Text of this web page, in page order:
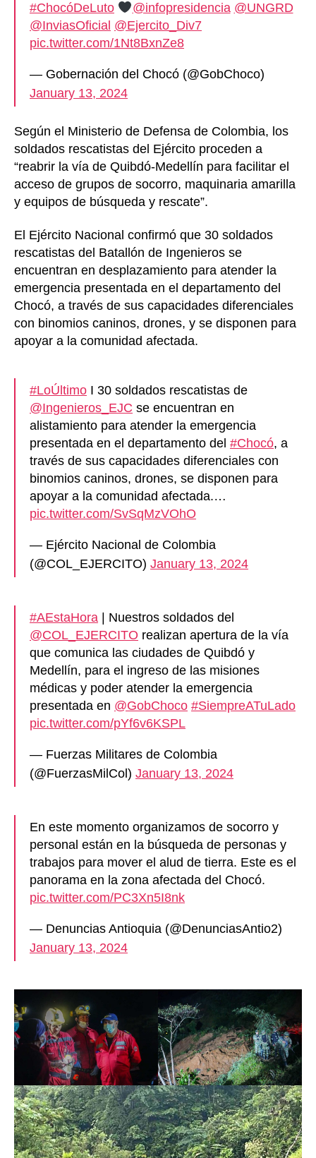
#ChocóDeLuto @infopresidencia @UNGRD
@InviasOficial @Ejercito_Div7
pic.twitter.com/1Nt8BxnZe8
— Gobernación del Chocó (@GobChoco)
January 13, 2024
Según el Ministerio de Defensa de Colombia, los
soldados rescatistas del Ejército proceden a
“reabrir la vía de Quibdó-Medellín para facilitar el
acceso de grupos de socorro, maquinaria amarilla
y equipos de búsqueda y rescate”.
El Ejército Nacional confirmó que 30 soldados
rescatistas del Batallón de Ingenieros se
encuentran en desplazamiento para atender la
emergencia presentada en el departamento del
Chocó, a través de sus capacidades diferenciales
con binomios caninos, drones, y se disponen para
apoyar a la comunidad afectada.
#LoÚltimo I 30 soldados rescatistas de
@Ingenieros_EJC se encuentran en
alistamiento para atender la emergencia
presentada en el departamento del #Chocó, a
través de sus capacidades diferenciales con
binomios caninos, drones, se disponen para
apoyar a la comunidad afectada.…
pic.twitter.com/SvSqMzVOhO
— Ejército Nacional de Colombia
(@COL_EJERCITO) January 13, 2024
#AEstaHora | Nuestros soldados del
@COL_EJERCITO realizan apertura de la vía
que comunica las ciudades de Quibdó y
Medellín, para el ingreso de las misiones
médicas y poder atender la emergencia
presentada en @GobChoco #SiempreATuLado
pic.twitter.com/pYf6v6KSPL
— Fuerzas Militares de Colombia
(@FuerzasMilCol) January 13, 2024
En este momento organizamos de socorro y
personal están en la búsqueda de personas y
trabajos para mover el alud de tierra. Este es el
panorama en la zona afectada del Chocó.
pic.twitter.com/PC3Xn5I8nk
— Denuncias Antioquia (@DenunciasAntio2)
January 13, 2024